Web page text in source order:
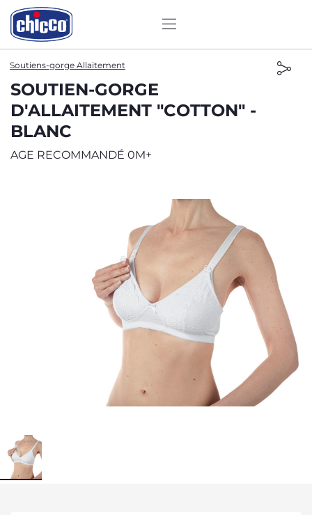
Soutiens-gorge Allaitement
SOUTIEN-GORGE
D'ALLAITEMENT "COTTON" -
BLANC
AGE RECOMMANDÉ 0M+